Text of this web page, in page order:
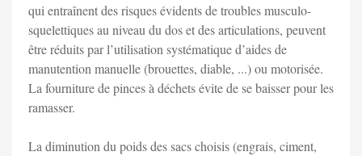
qui entraînent des risques évidents de troubles musculo-
squelettiques au niveau du dos et des articulations, peuvent
être réduits par l’utilisation systématique d’aides de
manutention manuelle (brouettes, diable, ...) ou motorisée.
La fourniture de pinces à déchets évite de se baisser pour les
ramasser.
La diminution du poids des sacs choisis (engrais, ciment,